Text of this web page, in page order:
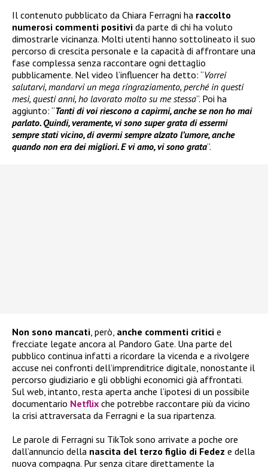
Il contenuto pubblicato da Chiara Ferragni ha raccolto
numerosi commenti positivi da parte di chi ha voluto
dimostrarle vicinanza. Molti utenti hanno sottolineato il suo
percorso di crescita personale e la capacità di affrontare una
fase complessa senza raccontare ogni dettaglio
pubblicamente. Nel video l’influencer ha detto: “Vorrei
salutarvi, mandarvi un mega ringraziamento, perché in questi
mesi, questi anni, ho lavorato molto su me stessa”. Poi ha
aggiunto: “Tanti di voi riescono a capirmi, anche se non ho mai
parlato. Quindi, veramente, vi sono super grata di essermi
sempre stati vicino, di avermi sempre alzato l’umore, anche
quando non era dei migliori. E vi amo, vi sono grata”.
Non sono mancati , però, anche commenti critici e
frecciate legate ancora al Pandoro Gate. Una parte del
pubblico continua infatti a ricordare la vicenda e a rivolgere
accuse nei confronti dell’imprenditrice digitale, nonostante il
percorso giudiziario e gli obblighi economici già affrontati.
Sul web, intanto, resta aperta anche l’ipotesi di un possibile
documentario Netflix che potrebbe raccontare più da vicino
la crisi attraversata da Ferragni e la sua ripartenza.
Le parole di Ferragni su TikTok sono arrivate a poche ore
dall’annuncio della nascita del terzo figlio di Fedez e della
nuova compagna. Pur senza citare direttamente la